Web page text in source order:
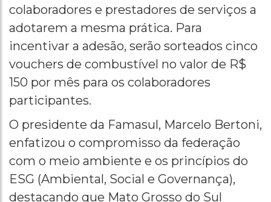
colaboradores e prestadores de serviços a
adotarem a mesma prática. Para
incentivar a adesão, serão sorteados cinco
vouchers de combustível no valor de R$
150 por mês para os colaboradores
participantes.
O presidente da Famasul, Marcelo Bertoni,
enfatizou o compromisso da federação
com o meio ambiente e os princípios do
ESG (Ambiental, Social e Governança),
destacando que Mato Grosso do Sul